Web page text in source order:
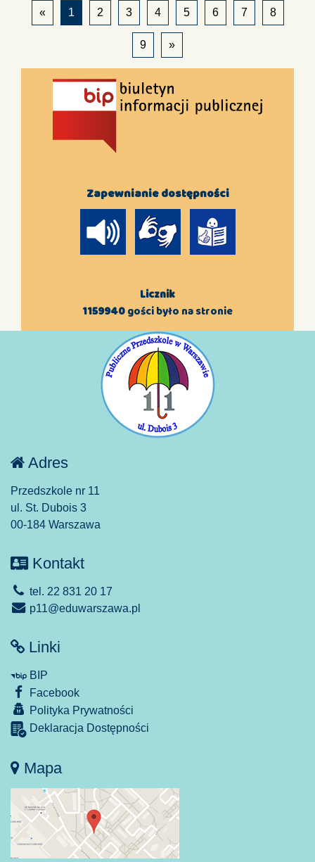
Zapewnianie dostępności
Licznik
1159940gości było na stronie
« 1 2 3 4 5 6 7 8
9 »
Adres
Przedszkole nr 11
ul. St. Dubois 3
00-184 Warszawa
Kontakt
tel. 22 831 20 17
p11@eduwarszawa.pl
Linki
BIP
Facebook
Polityka Prywatności
Deklaracja Dostępności
Mapa